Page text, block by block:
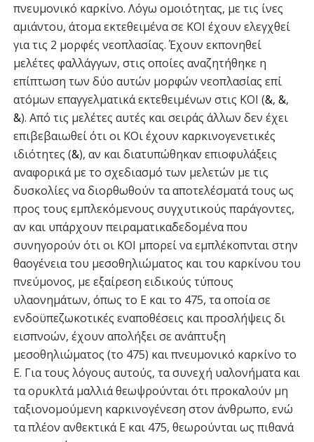
πνευμονικό καρκίνο. Λόγω ομοιότητας, με τις ίνες
αμιάντου, άτομα εκτεθειμένα σε ΚΟΙ έχουν ελεγχθεί
για τις 2 μορφές νεοπλασίας. Έχουν εκπονηθεί
μελέτες φαλλάγγων, στις οποίες αναζητήθηκε η
επίπτωση των δύο αυτών μορφών νεοπλασίας επί
ατόμων επαγγελματικά εκτεθειμένων στις ΚΟΙ (&, &,
&). Από τις μελέτες αυτές και σειράς άλλων δεν έχει
επιβεβαιωθεί ότι οι ΚΟι έχουν καρκινογενετικές
ιδιότητες (&), αν και διατυπώθηκαν επιοφυλάξεις
αναφορικά με το σχεδιασμό των μελετών με τις
δυσκολίες να διορθωθούν τα αποτελέσματά τους ως
προς τους εμπλεκόμενους συγχυτικούς παράγοντες,
αν και υπάρχουν πειραματικα΄δεδομένα που
συνηγορούν ότι οι ΚΟΙ μπορεί να εμπλέκοπνται στην
θαογένεια του μεσοθηλιώματος και του καρκίνου του
πνεύμονος, με εξαίρεση ειδικούς τύπους
υλαονημάτων, όπως το Ε και το 475, τα οποία σε
ενδοϋπεζωκοτικές εναποθέσεις και προσλήψεις δι
εισπνοών, έχουν απολήξει σε ανάπτυξη
μεσοθηλιώματος (το 475) και πνευμονικό καρκίνο το
Ε. Για τους λόγους αυτούς, τα συνεχή υαλονήματα και
τα ορυκλτά μαλλιά θεωψρούνται ότι προκαλούν μη
ταξιονομούμενη καρκινογένεση στον άνθρωπο, ενώ
τα πλέον ανθεκτικά Ε και 475, θεωρούνται ως πιθανά